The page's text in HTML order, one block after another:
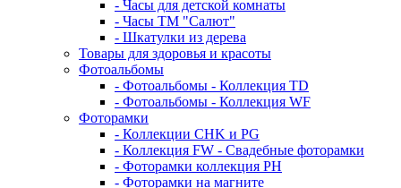
- Часы для детской комнаты
- Часы ТМ "Салют"
- Шкатулки из дерева
Товары для здоровья и красоты
Фотоальбомы
- Фотоальбомы - Коллекция TD
- Фотоальбомы - Коллекция WF
Фоторамки
- Коллекции CHK и PG
- Коллекция FW - Свадебные фоторамки
- Фоторамки коллекция PH
- Фоторамки на магните